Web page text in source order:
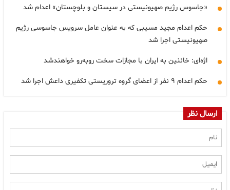
«جاسوس رژیم صهیونیستی در سیستان و بلوچستان» اعدام شد
حکم اعدام مجید مسیبی که به عنوان عامل سرویس جاسوسی رژیم
صهیونیستی اجرا شد
اژه‌ای: خائنین به ایران با مجازات سخت روبه‌رو خواهندشد
حکم اعدام ۹ نفر از اعضای گروه تروریستی تکفیری داعش اجرا شد
ارسال نظر